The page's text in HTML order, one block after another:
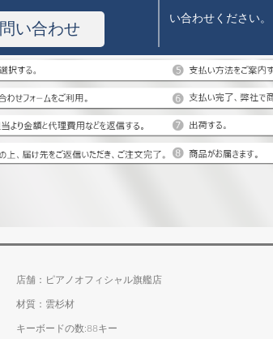
い合わせ
い合わせください。
店舗：ピアノオフィシャル旗艦店
材質：雲杉材
キーボードの数:88キー